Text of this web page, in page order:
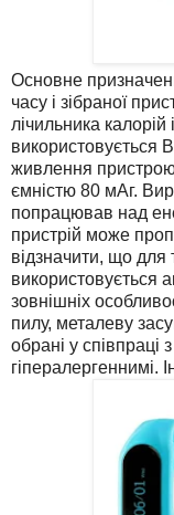
Основне
часу і зібраної
лічильника
використовується
живлення пристрою
ємністю 80 мАг.
попрацював над
пристрій може
відзначити, що для
використовується
зовнішніх
пилу, металеву
обрані у співпраці
гіпералергеннимі.